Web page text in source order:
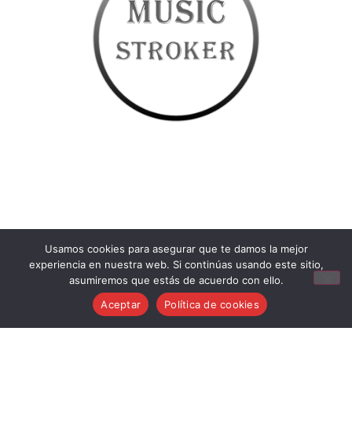
Aviso Legal
Condiciones generales de venta
Usamos cookies para asegurar que te damos la mejor
experiencia en nuestra web. Si continúas usando este sitio,
asumiremos que estás de acuerdo con ello.
Aceptar
Política de cookies